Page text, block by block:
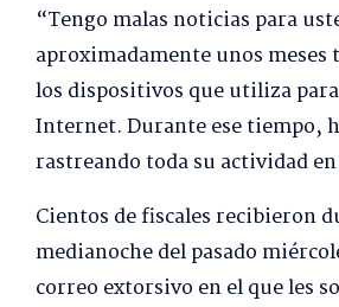
“Tengo malas noticias para
aproximadamente unos meses
los dispositivos que utiliza
Internet. Durante ese tiempo,
rastreando toda su actividad
Cientos de fiscales recibieron
medianoche del pasado
correo extorsivo en el que les